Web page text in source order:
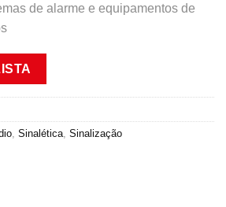
de alarme e equipamentos de
Sinalética Sinalização